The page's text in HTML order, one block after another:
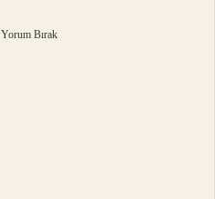
Yorum Bırak